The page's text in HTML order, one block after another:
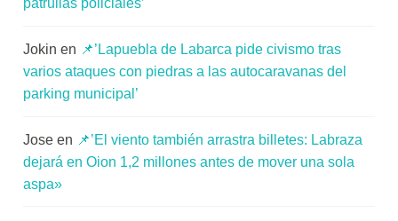
patrullas policiales’
Jokin en 📌’Lapuebla de Labarca pide civismo tras
varios ataques con piedras a las autocaravanas del
parking municipal’
Jose en 📌’El viento también arrastra billetes: Labraza
dejará en Oion 1,2 millones antes de mover una sola
aspa»